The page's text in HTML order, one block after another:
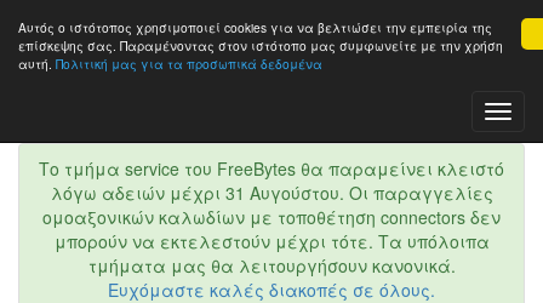
Αυτός ο ιστότοπος χρησιμοποιεί cookies για να βελτιώσει την εμπειρία της
επίσκεψης σας. Παραμένοντας στον ιστότοπo μας συμφωνείτε με την χρήση
αυτή. Πολιτική μας για τα προσωπικά δεδομένα
Το τμήμα service του FreeBytes θα παραμείνει κλειστό
λόγω αδειών μέχρι 31 Αυγούστου. Οι παραγγελίες
ομοαξονικών καλωδίων με τοποθέτηση connectors δεν
μπορούν να εκτελεστούν μέχρι τότε. Τα υπόλοιπα
τμήματα μας θα λειτουργήσουν κανονικά.
Ευχόμαστε καλές διακοπές σε όλους.